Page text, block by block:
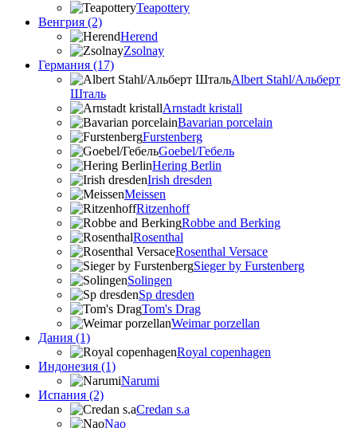
Teapottery
Венгрия (2)
Herend
Zsolnay
Германия (17)
Albert Stahl/Альбеpт
Шталь
Arnstadt kristall
Bavarian porcelain
Furstenberg
Goebel/Гебель
Hering Berlin
Irish dresden
Meissen
Ritzenhoff
Robbe and Berking
Rosenthal
Rosenthal Versace
Sieger by Furstenberg
Solingen
Sp dresden
Tom's Drag
Weimar porzellan
Дания (1)
Royal copenhagen
Индонезия (1)
Narumi
Испания (2)
Credan s.a
Nao